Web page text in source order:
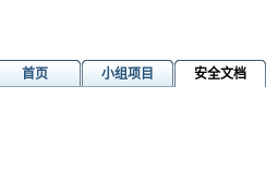
首页 小组项目 安全文档